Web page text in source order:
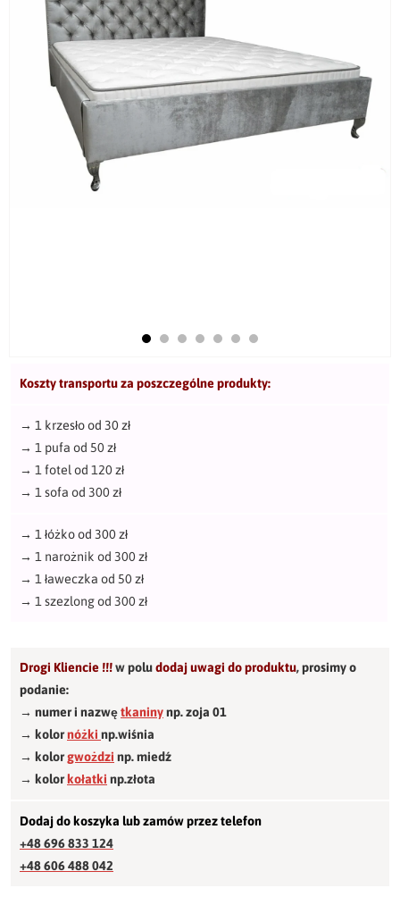
Koszty transportu za poszczególne produkty:
→ 1 krzesło od 30 zł
→ 1 pufa od 50 zł
→ 1 fotel od 120 zł
→ 1 sofa od 300 zł
→ 1 łóżko od 300 zł
→ 1 narożnik od 300 zł
→ 1 ławeczka od 50 zł
→ 1 szezlong od 300 zł
Drogi Kliencie !!!w poludodaj uwagi do produktu,prosimy o
podanie:
→ numer i nazwętkaninynp. zoja 01
→ kolornóżki np.wiśnia
→ kolorgwożdzi np. miedź
→ kolorkołatki np.złota
Dodaj do koszyka lub zamów przez telefon
+48 696 833 124
+48 606 488 042